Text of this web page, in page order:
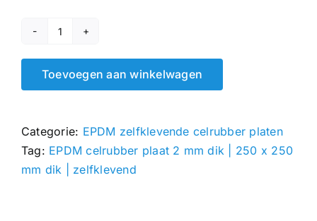
EPDM
celrubber
plaat
|
250
x
Toevoegen aan winkelwagen
Categorie: EPDM zelfklevende celrubber platen
Tag: EPDM celrubber plaat 2 mm dik | 250 x 250
mm dik | zelfklevend